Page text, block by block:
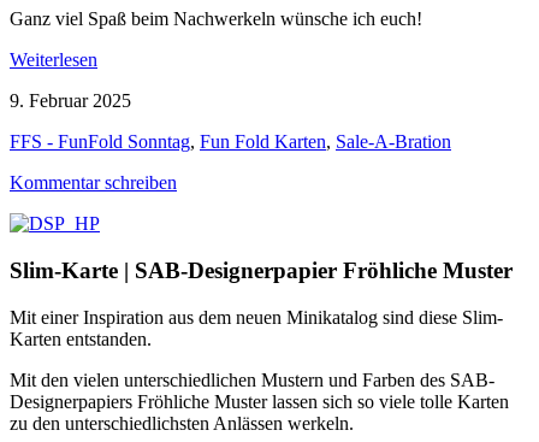
Ganz viel Spaß beim Nachwerkeln wünsche ich euch!
Weiterlesen
9. Februar 2025
FFS - FunFold Sonntag, Fun Fold Karten, Sale-A-Bration
Kommentar schreiben
Slim-Karte | SAB-Designerpapier Fröhliche Muster
Mit einer Inspiration aus dem neuen Minikatalog sind diese Slim-
Karten entstanden.
Mit den vielen unterschiedlichen Mustern und Farben des SAB-
Designerpapiers Fröhliche Muster lassen sich so viele tolle Karten
zu den unterschiedlichsten Anlässen werkeln.